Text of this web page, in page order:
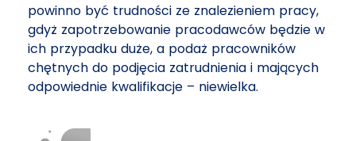
powinno być trudności ze znalezieniem pracy,
gdyż zapotrzebowanie pracodawców będzie w
ich przypadku duże, a podaż pracowników
chętnych do podjęcia zatrudnienia i mających
odpowiednie kwalifikacje – niewielka.